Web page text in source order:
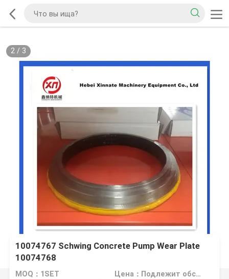
2/ 3
10074767 Schwing Concrete Pump Wear Plate
10074768
MOQ：1SET Цена：Подлежит обсуждению